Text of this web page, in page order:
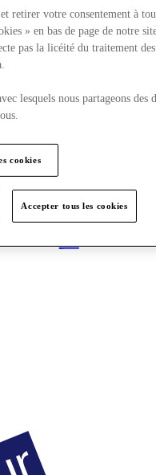
retirer votre consentement à
» en bas de page de notre
pas la licéité du traitement des
lesquels nous partageons des
cookies
Accepter tous les cookies